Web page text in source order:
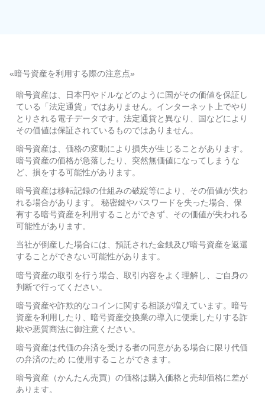
«暗号資産を利用する際の注意点»
暗号資産は、日本円やドルなどのように国がその価値を保証し
ている「法定通貨」ではありません。インターネット上でやり
とりされる電子データです。法定通貨と異なり、国などにより
その価値は保証されているものではありません。
暗号資産は、価格の変動により損失が生じることがあります。
暗号資産の価格が急落したり、突然無価値になってしまうな
ど、損をする可能性があります。
暗号資産は移転記録の仕組みの破綻等により、その価値が失わ
れる場合があります。 秘密鍵やパスワードを失った場合、保
有する暗号資産を利用することができず、その価値が失われる
可能性があります。
当社が倒産した場合には、預託された金銭及び暗号資産を返還
することができない可能性があります。
暗号資産の取引を行う場合、取引内容をよく理解し、ご自身の
判断で行ってください。
暗号資産や詐欺的なコインに関する相談が増えています。暗号
資産を利用したり、暗号資産交換業の導入に便乗したりする詐
欺や悪質商法に御注意ください。
暗号資産は代価の弁済を受ける者の同意がある場合に限り代価
の弁済のため に使⽤することができます。
暗号資産（かんたん売買）の価格は購入価格と売却価格に差が
あります。